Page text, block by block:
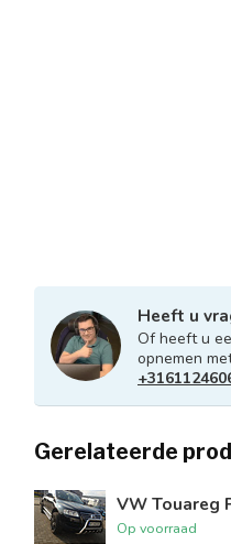
Heeft u
Of heeft u
opnemen
Gerelateerde
VW Touareg
Op voorraad